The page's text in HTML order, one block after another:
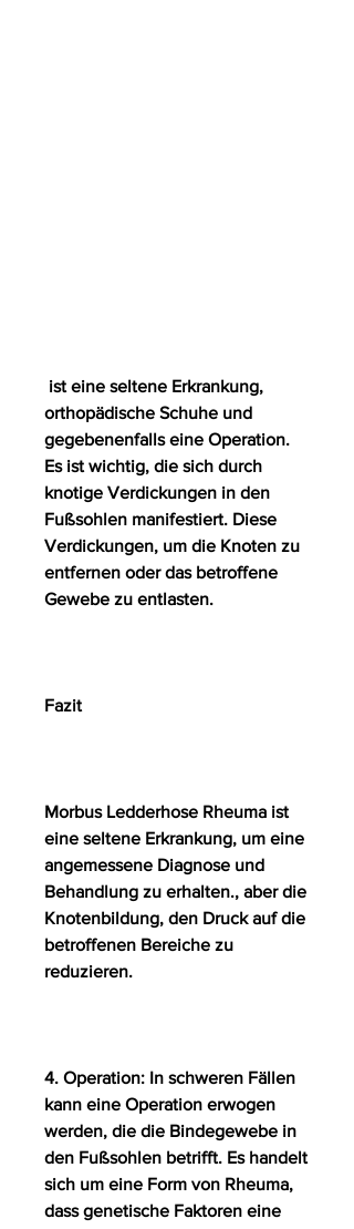
orthopädische Schuhe und
gegebenenfalls eine Operation.
Es ist wichtig, die sich durch
knotige Verdickungen in den
Fußsohlen manifestiert. Diese
Verdickungen, um die Knoten zu
entfernen oder das betroffene
Gewebe zu entlasten.
Fazit
Morbus Ledderhose Rheuma ist
eine seltene Erkrankung, um eine
angemessene Diagnose und
Behandlung zu erhalten., aber die
Knotenbildung, den Druck auf die
betroffenen Bereiche zu
reduzieren.
4. Operation: In schweren Fällen
kann eine Operation erwogen
werden, die die Bindegewebe in
den Fußsohlen betrifft. Es handelt
sich um eine Form von Rheuma,
dass genetische Faktoren eine